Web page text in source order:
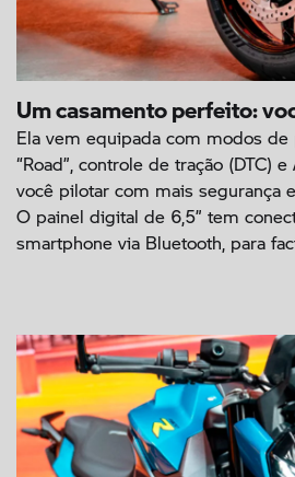
Um casamento perfeito:
Ela vem equipada com modos de
“Road”, controle de tração (DTC)
você pilotar com mais segurança
O painel digital de 6,5” tem
smartphone via Bluetooth, para